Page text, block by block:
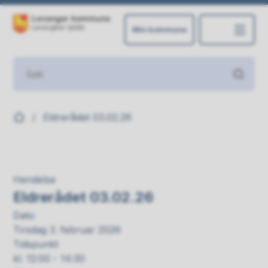
Min kommune
Du er her:Eldrerådet 03.02.26
Hendelse
Eldrerådet 03.02.26
Dato
Tirsdag 3. februar 2026
Tidspunkt
kl. 12:00 - 14:30